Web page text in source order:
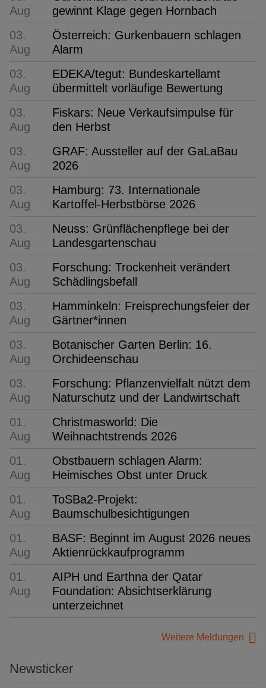
Aug
gewinnt Klage gegen Hornbach
03.
Aug
Österreich: Gurkenbauern schlagen
Alarm
03.
Aug
EDEKA/tegut: Bundeskartellamt
übermittelt vorläufige Bewertung
03.
Aug
Fiskars: Neue Verkaufsimpulse für
den Herbst
03.
Aug
GRAF: Aussteller auf der GaLaBau
2026
03.
Aug
Hamburg: 73. Internationale
Kartoffel-Herbstbörse 2026
03.
Aug
Neuss: Grünflächenpflege bei der
Landesgartenschau
03.
Aug
Forschung: Trockenheit verändert
Schädlingsbefall
03.
Aug
Hamminkeln: Freisprechungsfeier der
Gärtner*innen
03.
Aug
Botanischer Garten Berlin: 16.
Orchideenschau
03.
Aug
Forschung: Pflanzenvielfalt nützt dem
Naturschutz und der Landwirtschaft
01.
Aug
Christmasworld: Die
Weihnachtstrends 2026
01.
Aug
Obstbauern schlagen Alarm:
Heimisches Obst unter Druck
01.
Aug
ToSBa2-Projekt:
Baumschulbesichtigungen
01.
Aug
BASF: Beginnt im August 2026 neues
Aktienrückkaufprogramm
01.
Aug
AIPH und Earthna der Qatar
Foundation: Absichtserklärung
unterzeichnet
Weitere Meldungen
Newsticker